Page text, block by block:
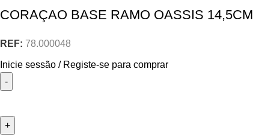
CORAÇAO BASE RAMO OASSIS 14,5CM
REF: 78.000048
Inicie sessão / Registe-se para comprar